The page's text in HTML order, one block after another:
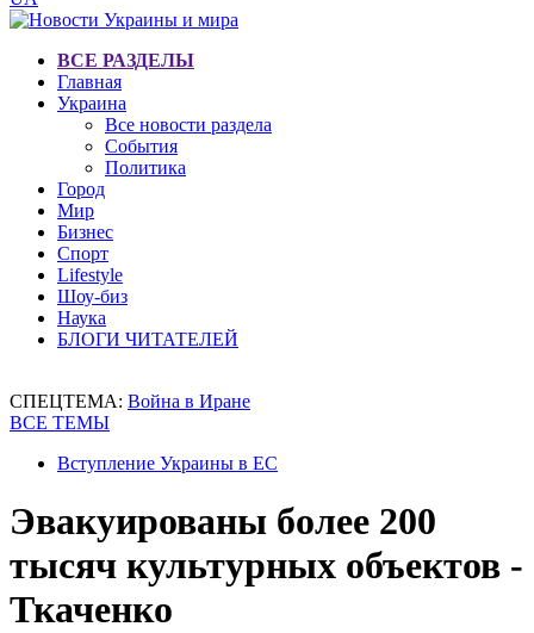
ВСЕ РАЗДЕЛЫ
Главная
Украина
Все новости раздела
События
Политика
Город
Мир
Бизнес
Спорт
Lifestyle
Шоу-биз
Наука
БЛОГИ ЧИТАТЕЛЕЙ
СПЕЦТЕМА: Война в Иране
ВСЕ ТЕМЫ
Вступление Украины в ЕС
Эвакуированы более 200
тысяч культурных объектов -
Ткаченко